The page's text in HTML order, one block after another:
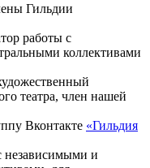
Гильдии
работы с
коллективами
театра, член нашей
Вконтакте «Гильдия
независимыми и